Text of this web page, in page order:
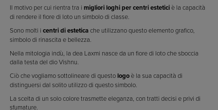
Il motivo per cui rientra tra i migliori loghi per centri esteticiè la capacità
di rendere il fiore di loto un simbolo di classe.
Sono molti i centri diesteticache utilizzano questo elemento grafico,
simbolo di rinascita e bellezza.
Nella mitologia indù, la dea Laxmi nasce da un fiore di loto che sboccia
dalla testa del dio Vishnu.
Ciò che vogliamo sottolineare di questo logoè la sua capacità di
distinguersi dal solito utilizzo di questo simbolo.
La scelta di un solo colore trasmette eleganza, con tratti decisi e privi di
sfumature.